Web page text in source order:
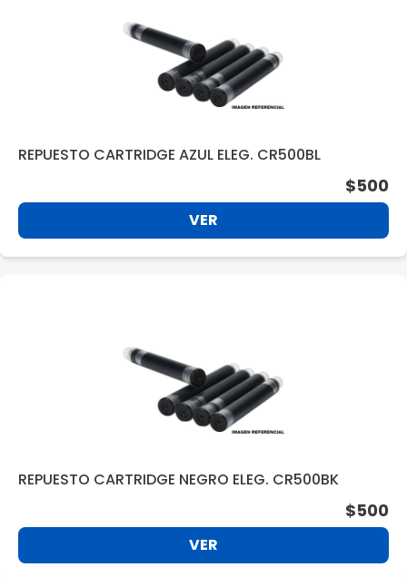
REPUESTO CARTRIDGE AZUL ELEG. CR500BL
$500
VER
REPUESTO CARTRIDGE NEGRO ELEG. CR500BK
$500
VER